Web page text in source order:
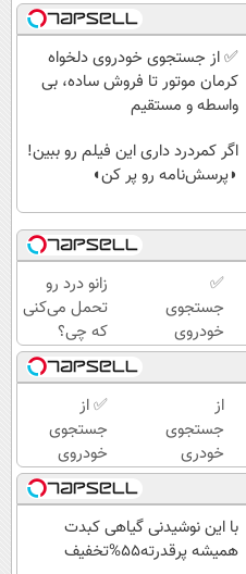
✅ از جستجوی خودروی دلخواه
کرمان موتور تا فروش ساده، بی
واسطه و مستقیم
اگر کمردرد داری این فیلم رو ببین!
◗پرسش‌نامه رو پر کن◖
✅
جستجوی
خودروی
دلخواه
کرمان
موتور 👈
فروش
ساده، بی
واسطه و
مستقیم
زانو درد رو
تحمل می‌کنی
که چی؟
راه‌حلش
همین‌جاست!
از
جستجوی
خودری
دلخواه
کرمان
موتور تا
فروش
✅ از
جستجوی
خودروی
دلخواه
کرمان
موتور تا
فروش
با این نوشیدنی گیاهی کبدت
همیشه پرقدرته55%تخفیف